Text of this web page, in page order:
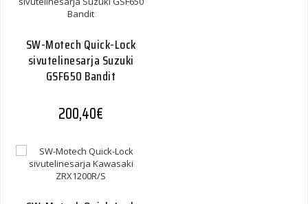
SW-Motech Quick-Lock
sivutelinesarja Suzuki
GSF650 Bandit
200,40€